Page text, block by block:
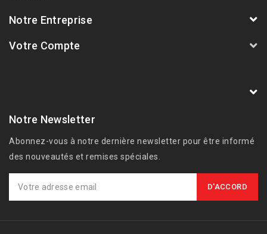
Notre Entreprise
Votre Compte
Notre Newsletter
Abonnez-vous à notre dernière newsletter pour être informé
des nouveautés et remises spéciales.